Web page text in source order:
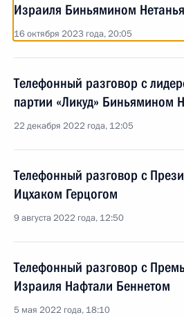
Израиля Биньямином
16 октября 2023 года, 20:05
Телефонный разговор с
партии «Ликуд» Биньямином
22 декабря 2022 года, 12:05
Телефонный разговор с
Ицхаком Герцогом
9 августа 2022 года, 12:50
Телефонный разговор с
Израиля Нафтали Беннетом
5 мая 2022 года, 18:10